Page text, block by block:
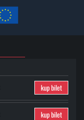
kup bilet
kup bilet